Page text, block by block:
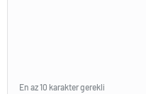
En az 10 karakter gerekli